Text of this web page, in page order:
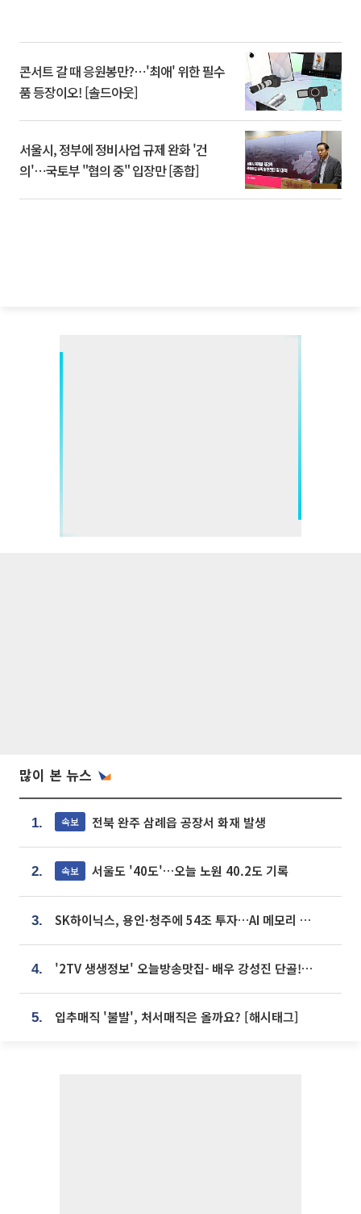
콘서트 갈 때 응원봉만?⋯'최애' 위한 필수
품 등장이오! [솔드아웃]
서울시, 정부에 정비사업 규제 완화 '건
의'⋯국토부 "협의 중" 입장만 [종합]
많이 본 뉴스
1. 속보 전북 완주 삼례읍 공장서 화재 발생
2. 속보 서울도 '40도'…오늘 노원 40.2도 기록
3. SK하이닉스, 용인·청주에 54조 투자…AI 메모리 생산기지 키운다
4. '2TV 생생정보' 오늘방송맛집- 배우 강성진 단골! 쌀국수ㆍ푸팟퐁 커리 맛집 '블○○○'
5. 입추매직 '불발', 처서매직은 올까요? [해시태그]